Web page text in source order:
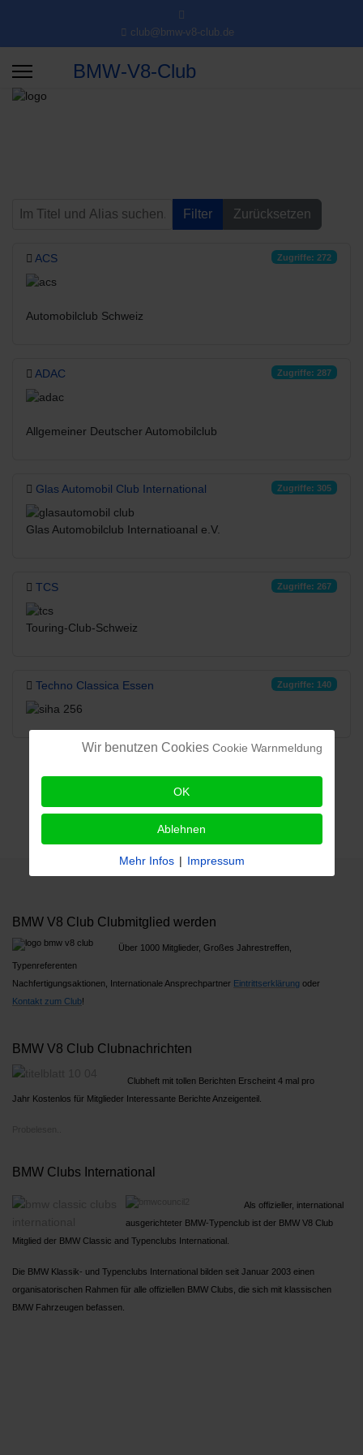
club@bmw-v8-club.de
BMW-V8-Club
Im Titel und Alias suchen. Als Präfix „ID:“ verwenden, um nach
Filter Zurücksetzen
ACS Zugriffe: 272
Automobilclub Schweiz
ADAC Zugriffe: 287
Allgemeiner Deutscher Automobilclub
Glas Automobil Club International Zugriffe: 305
Glas Automobilclub Internatioanal e.V.
TCS Zugriffe: 267
Touring-Club-Schweiz
Techno Classica Essen Zugriffe: 140
BMW V8 Club Clubmitglied werden
Über 1000 Mitglieder, Großes Jahrestreffen,
Typenreferenten
Nachfertigungsaktionen, Internationale Ansprechpartner Eintrittserklärung oder
Kontakt zum Club!
BMW V8 Club Clubnachrichten
Clubheft mit tollen Berichten Erscheint 4 mal pro
Jahr Kostenlos für Mitglieder Interessante Berichte Anzeigenteil.
BMW Clubs International
Als offizieller, international
ausgerichteter BMW-Typenclub ist der BMW V8 Club
Mitglied der BMW Classic and Typenclubs International.
Die BMW Klassik- und Typenclubs International bilden seit Januar 2003 einen
organisatorischen Rahmen für alle offiziellen BMW Clubs, die sich mit klassischen
BMW Fahrzeugen befassen.
Wir benutzen Cookies Cookie Warnmeldung
OK
Ablehnen
Mehr Infos | Impressum